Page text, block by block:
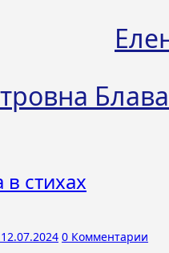
стихах
12.07.2024 0 Комментарии